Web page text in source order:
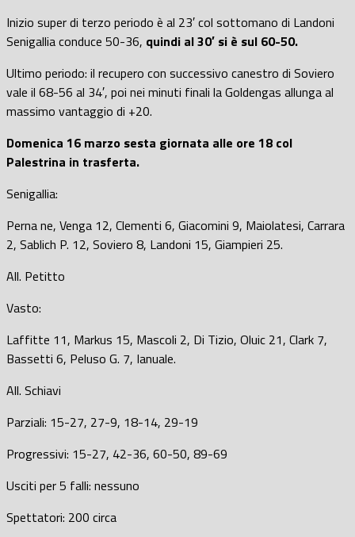
Inizio super di terzo periodo è al 23′ col sottomano di Landoni
Senigallia conduce 50-36, quindi al 30′ si è sul 60-50.
Ultimo periodo: il recupero con successivo canestro di Soviero
vale il 68-56 al 34′, poi nei minuti finali la Goldengas allunga al
massimo vantaggio di +20.
Domenica 16 marzo sesta giornata alle ore 18 col
Palestrina in trasferta.
Senigallia:
Perna ne, Venga 12, Clementi 6, Giacomini 9, Maiolatesi, Carrara
2, Sablich P. 12, Soviero 8, Landoni 15, Giampieri 25.
All. Petitto
Vasto:
Laffitte 11, Markus 15, Mascoli 2, Di Tizio, Oluic 21, Clark 7,
Bassetti 6, Peluso G. 7, Ianuale.
All. Schiavi
Parziali: 15-27, 27-9, 18-14, 29-19
Progressivi: 15-27, 42-36, 60-50, 89-69
Usciti per 5 falli: nessuno
Spettatori: 200 circa